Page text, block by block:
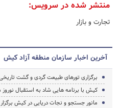
منتشر شده در سرویس:
تجارت و بازار
آخرین اخبار سازمان منطقه آزاد کیش
برگزاری تورهای طبیعت گردی و گشت
کیش با برنامه هایی شاد به استقبال
مانور جستجو و نجات دریایی در کیش